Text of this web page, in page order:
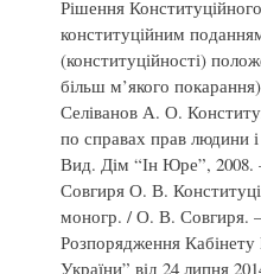
Рішення
конституційним
(конституційності)
більш м’якого
Селіванов А. О.
по справах прав людини
Вид. Дім “Ін Юре”, 2008.
Совгиря О. В.
моногр. / О. В. Совгиря.
Розпорядження
України” від 24 липня